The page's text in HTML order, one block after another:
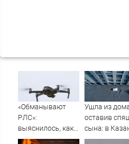
«Обманывают
РЛС»:
выяснилось, как
дроны ВСУ
Ушла из
оставив
сына: в
мать пойдет